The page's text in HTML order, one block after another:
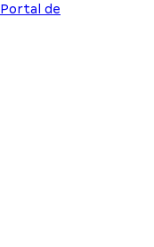
Portal de